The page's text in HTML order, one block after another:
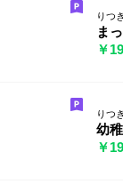
りつき
ま
￥
りつき
幼
￥